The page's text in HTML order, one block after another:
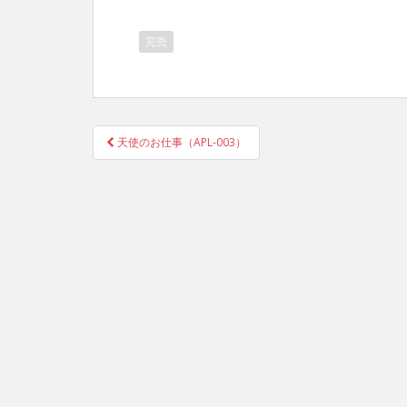
完売
投稿ナビゲーション
天使のお仕事（APL-003）